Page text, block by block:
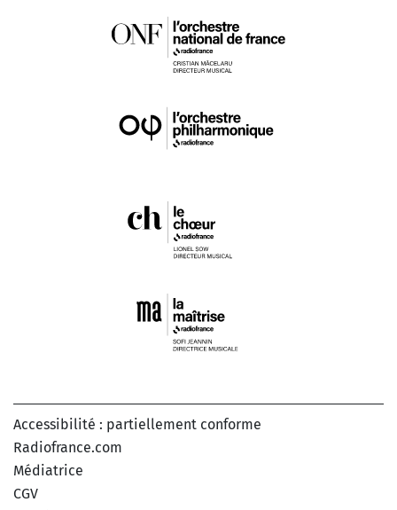
Accessibilité : partiellement conforme
Radiofrance.com
Médiatrice
CGV